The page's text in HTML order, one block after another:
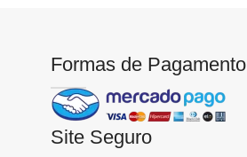
Formas de Pagamento
Site Seguro